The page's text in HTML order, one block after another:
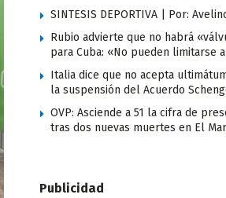
SINTESIS DEPORTIVA | Por:
Rubio advierte que no habrá
para Cuba: «No pueden limitarse
Italia dice que no acepta
la suspensión del Acuerdo
OVP: Asciende a 51 la cifra de
tras dos nuevas muertes en El
Publicidad